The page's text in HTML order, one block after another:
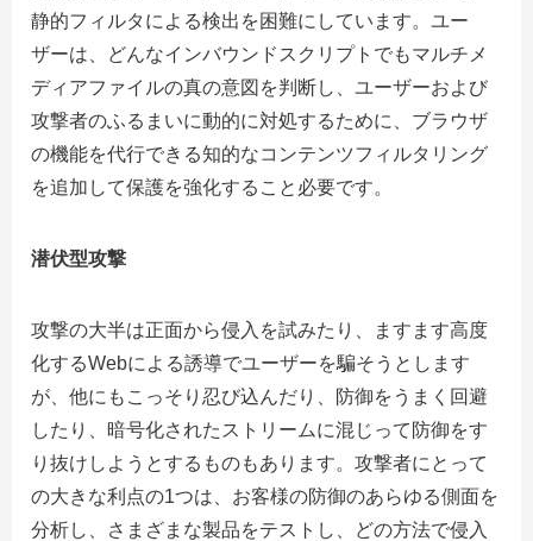
静的フィルタによる検出を困難にしています。ユー
ザーは、どんなインバウンドスクリプトでもマルチメ
ディアファイルの真の意図を判断し、ユーザーおよび
攻撃者のふるまいに動的に対処するために、ブラウザ
の機能を代行できる知的なコンテンツフィルタリング
を追加して保護を強化すること必要です。
潜伏型攻撃
攻撃の大半は正面から侵入を試みたり、ますます高度
化するWebによる誘導でユーザーを騙そうとします
が、他にもこっそり忍び込んだり、防御をうまく回避
したり、暗号化されたストリームに混じって防御をす
り抜けしようとするものもあります。攻撃者にとって
の大きな利点の1つは、お客様の防御のあらゆる側面を
分析し、さまざまな製品をテストし、どの方法で侵入